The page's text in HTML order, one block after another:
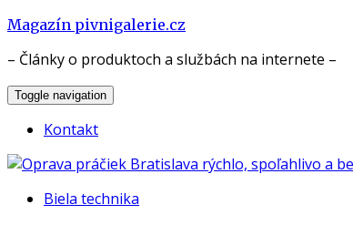
Skip
content
Magazín pivnigalerie.cz
– Články o produktoch a službách na internete –
Toggle navigation
Kontakt
Biela technika